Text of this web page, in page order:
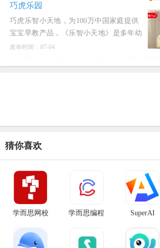
巧虎乐园
巧虎乐智小天地，为100万中国家庭提供
宝宝早教产品，《乐智小天地》是多年幼
儿教育机构研究的分龄分版的儿童早教学
发布时间：07-04
猜你喜欢
学而思网校 学而思编程 SuperAI